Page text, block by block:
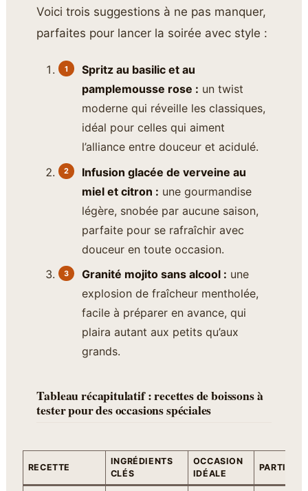
Voici trois suggestions à ne pas manquer,
parfaites pour lancer la soirée avec style :
Spritz au basilic et au
pamplemousse rose : un twist
moderne qui réveille les classiques,
idéal pour celles qui aiment
l’alliance entre douceur et acidulé.
Infusion glacée de verveine au
miel et citron : une gourmandise
légère, snobée par aucune saison,
parfaite pour se rafraîchir avec
douceur en toute occasion.
Granité mojito sans alcool : une
explosion de fraîcheur mentholée,
facile à préparer en avance, qui
plaira autant aux petits qu’aux
grands.
Tableau récapitulatif : recettes de boissons à
tester pour des occasions spéciales
RECETTE
INGRÉDIENTS
CLÉS
OCCASION
IDÉALE